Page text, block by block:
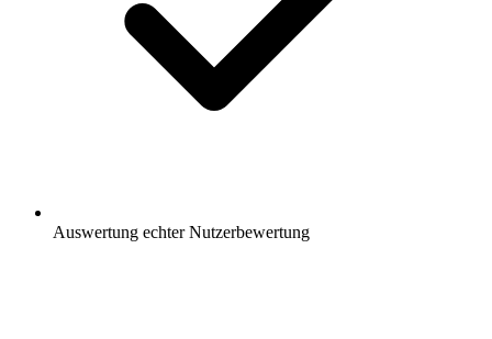
Auswertung echter Nutzerbewertung